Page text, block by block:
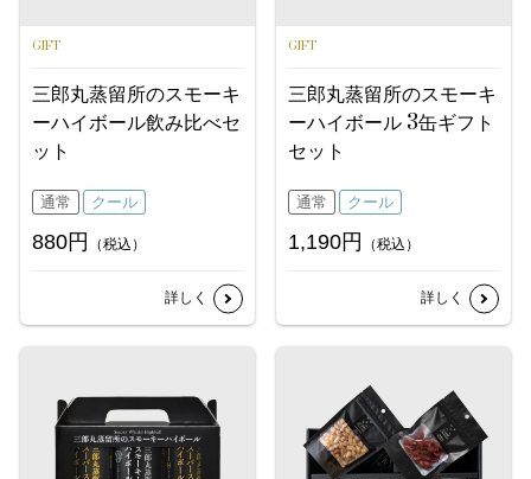
GIFT
三郎丸蒸留所のスモーキ
ーハイボール飲み比べセ
ット
通常 クール
880円 （税込）
詳しく
GIFT
三郎丸蒸留所のスモーキ
ーハイボール 3缶ギフト
セット
通常 クール
1,190円 （税込）
詳しく